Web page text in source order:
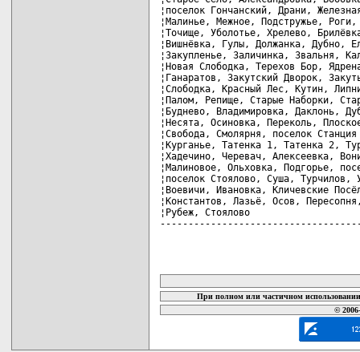
¦поселок Гончанский, Драни,
¦Малинье, Межное, Подстружье,
¦Точище, Уболотье, Хрелево,
¦Вишнёвка, Гулы, Должанка,
¦Закупленье, Заличинка,
¦Новая Слободка, Терехов Бор,
¦Ганаратов, Закутский Дворок,
¦Слободка, Красный Лес, Кутин,
¦Палом, Репище, Старые
¦Буднево, Владимировка,
¦Несята, Осиновка, Переколь,
¦Свобода, Смолярня, поселок
¦Курганье, Татенка 1,
¦Хадечино, Черевач,
¦Малиновое, Ольховка, Подгорье,
¦поселок Стоялово, Суша,
¦Воевичи, Ивановка,
¦Константов, Лазьё, Осов,
¦Рубеж, Стоялово
При полном или частичном
©